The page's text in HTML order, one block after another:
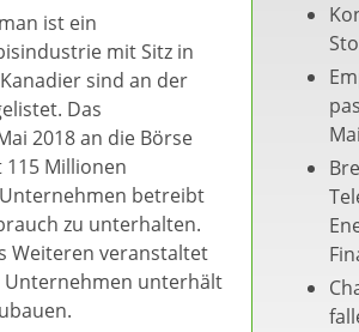
ist ein
mit Sitz in
sind an der
Das
2018 an die Börse
Millionen
betreibt
zu unterhalten.
Weiteren veranstaltet
Unternehmen unterhält